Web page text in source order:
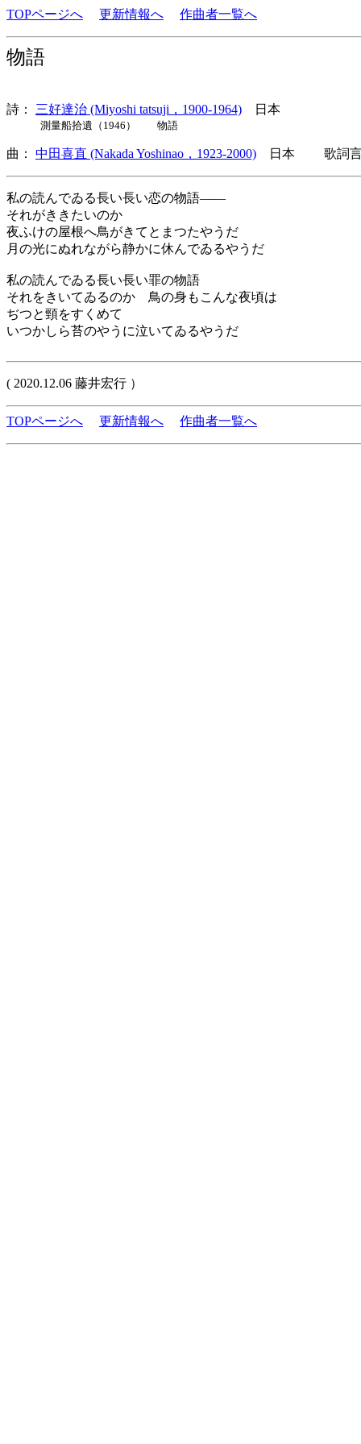
TOPページへ 更新情報へ 作曲者一覧へ
物語
詩： 三好達治 (Miyoshi tatsuji，1900-1964) 日本
測量船拾遺（1946） 物語
曲： 中田喜直 (Nakada Yoshinao，1923-2000) 日本 歌詞言
私の読んでゐる長い長い恋の物語――
それがききたいのか
夜ふけの屋根へ鳥がきてとまつたやうだ
月の光にぬれながら静かに休んでゐるやうだ
私の読んでゐる長い長い罪の物語
それをきいてゐるのか 鳥の身もこんな夜頃は
ぢつと頸をすくめて
いつかしら苔のやうに泣いてゐるやうだ
( 2020.12.06 藤井宏行 ）
TOPページへ 更新情報へ 作曲者一覧へ